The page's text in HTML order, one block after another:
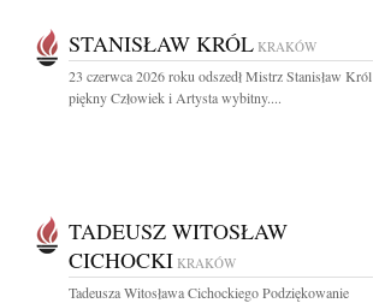
STANISŁAW KRÓL KRAKÓW
23 czerwca 2026 roku odszedł Mistrz Stanisław Król
piękny Człowiek i Artysta wybitny....
TADEUSZ WITOSŁAW
CICHOCKI KRAKÓW
Tadeusza Witosława Cichockiego Podziękowanie